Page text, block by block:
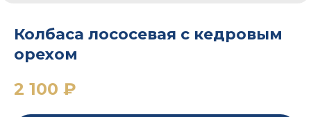
Колбаса лососевая с кедровым
орехом
2 100 ₽